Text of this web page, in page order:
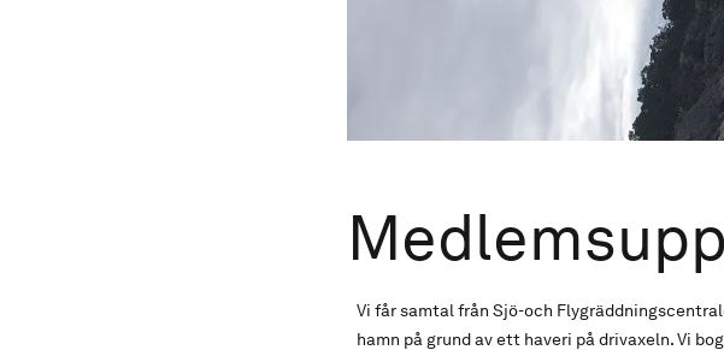
Vi får samtal från Sjö-och
hamn på grund av ett haveri på drivaxeln. Vi